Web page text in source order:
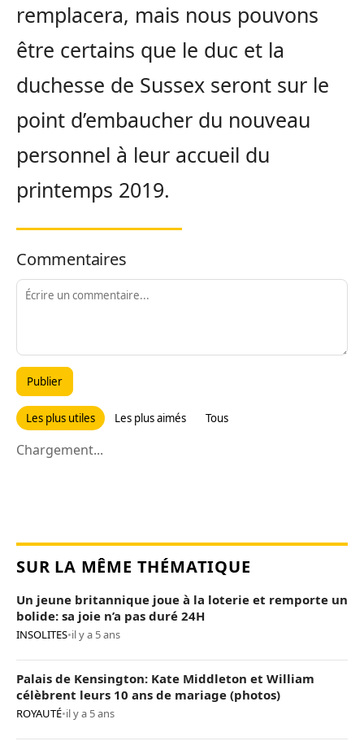
remplacera, mais nous pouvons
être certains que le duc et la
duchesse de Sussex seront sur le
point d’embaucher du nouveau
personnel à leur accueil du
printemps 2019.
Commentaires
Publier
Les plus utiles Les plus aimés Tous
Chargement...
SUR LA MÊME THÉMATIQUE
Un jeune britannique joue à la loterie et remporte un
bolide: sa joie n’a pas duré 24H
INSOLITES•il y a 5 ans
Palais de Kensington: Kate Middleton et William
célèbrent leurs 10 ans de mariage (photos)
ROYAUTÉ•il y a 5 ans